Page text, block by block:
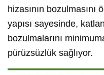
hizasının
yapısı sayesinde,
bozulmalarını
pürüzsüzlük sağlıyor.